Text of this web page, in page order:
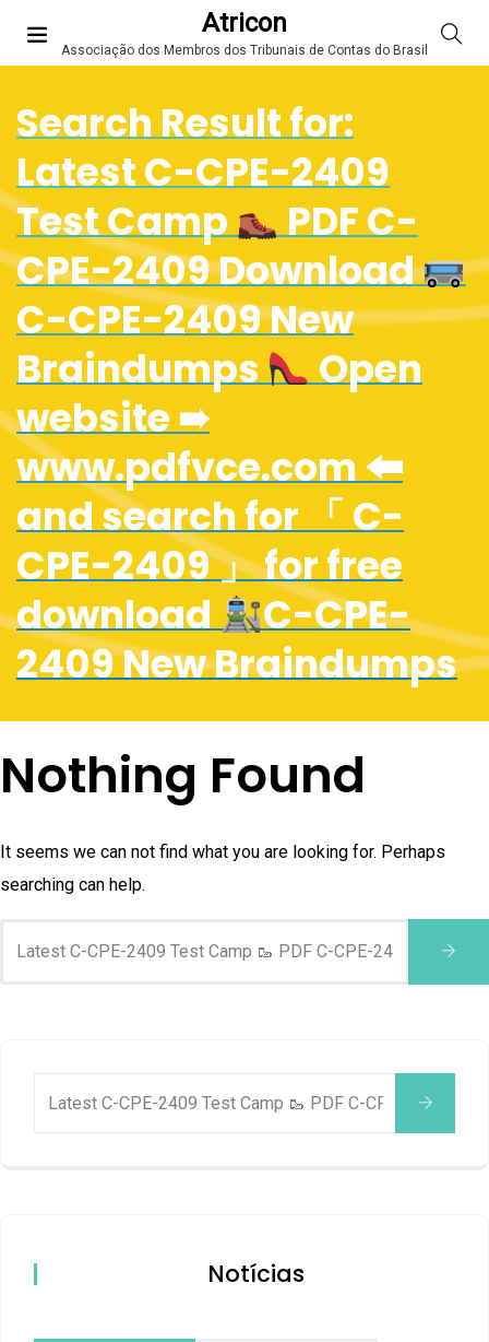
Atricon
Associação dos Membros dos Tribunais de Contas do Brasil
Search Result for:
Latest C-CPE-2409
Test Camp
PDF C-
CPE-2409 Download
C-CPE-2409 New
Braindumps
Open
website ➠
www.pdfvce.com 🠰
and search for 「 C-
CPE-2409 」 for free
download
C-CPE-
2409 New Braindumps
Nothing Found
It seems we can not find what you are looking for. Perhaps
searching can help.
Notícias